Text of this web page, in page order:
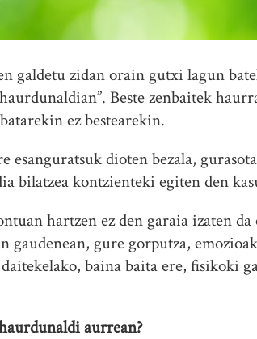
galdetu zidan orain gutxi lagun
Beste zenbaitek
ez bestearekin.
esanguratsuk dioten bezala,
bilatzea kontzienteki egiten den
hartzen ez den garaia izaten
gaudenean, gure gorputza,
baina baita ere, fisikoki
aurrean?